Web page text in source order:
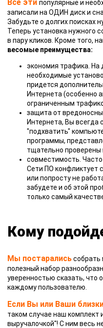
Все эти популярные и
записали на ОДИН диск и
Забудьте о долгих поисках
Теперь установка нужного
в пару кликов. Кроме того,
весомые преимущества:
экономия трафика. На
необходимые
придется
Интернета (особенно
ограниченным
защита от
Интернета, Вы всегда
"подхватить"
программы,
тщательно проверены
совместимость. Часто
Сети ПО конфликтует
или попросту не
забудете и об этой
только самый
Кому
Мы постаралисьсобрать
полезный набор
уверенностью сказать,
каждому пользователю.
Если Вы или Ваши
таком случае наш комплект
выручалочкой"! С ним весь